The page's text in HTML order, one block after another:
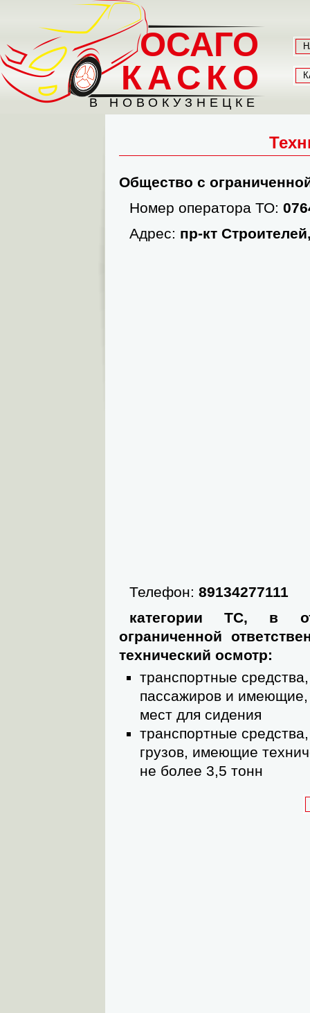
ОСАГО
КАСКО
В НОВОКУЗНЕЦКЕ
Общество с
Номер оператора ТО:
Адрес: пр-кт
Телефон: 89134277111
категории ТС, в
ограниченной
технический осмотр:
транспортные
пассажиров и
мест для сидения
транспортные
грузов, имеющие
не более 3,5 тонн